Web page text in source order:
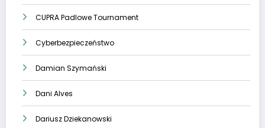
CUPRA Padlowe Tournament
Cyberbezpieczeństwo
Damian Szymański
Dani Alves
Dariusz Dziekanowski